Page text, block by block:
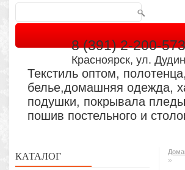
8 (391) 2-200-
Красноярск, ул.
Текстиль оптом,
белье,домашняя одежда,
подушки, покрывала
пошив постельного и
КАТАЛОГ »